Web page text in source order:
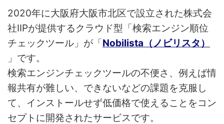
2020年に大阪府大阪市北区で設立された株式会
社IIPが提供するクラウド型「検索エンジン順位
チェックツール」が「Nobilista（ノビリスタ）
」です。
検索エンジンチェックツールの不便さ、例えば情
報共有が難しい、できないなどの課題を克服し
て、インストールせず低価格で使えることをコン
セプトに開発されたサービスです。